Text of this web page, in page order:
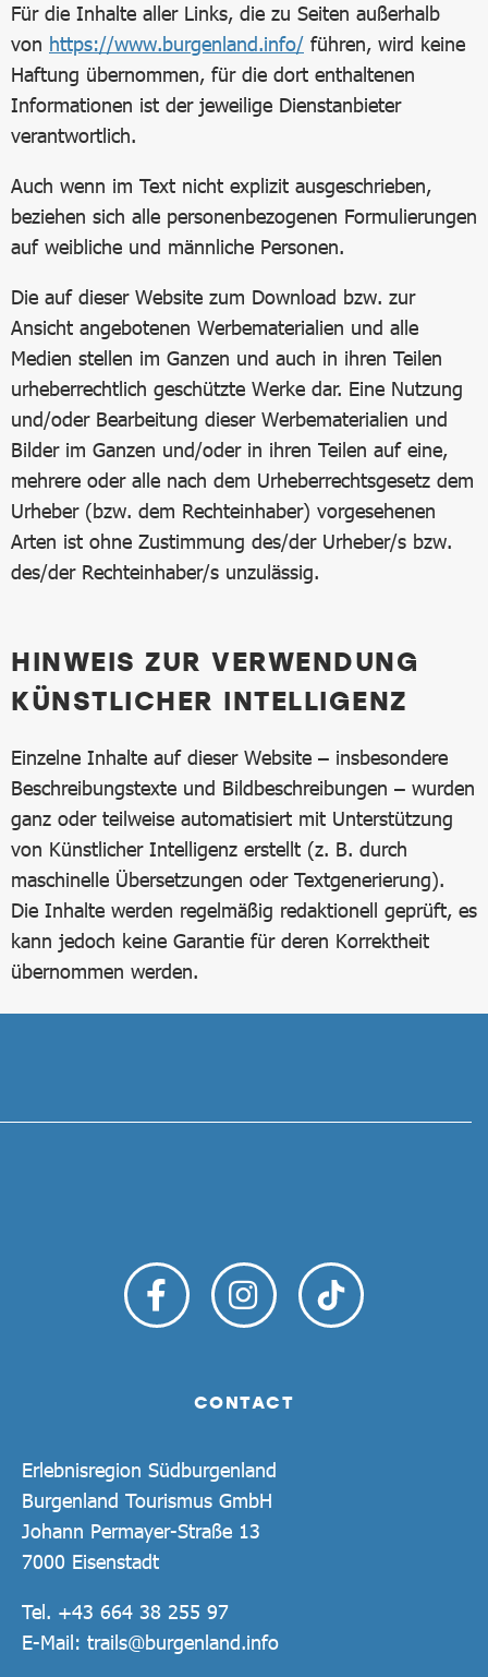
Für die Inhalte aller Links, die zu Seiten außerhalb
von https://www.burgenland.info/ führen, wird keine
Haftung übernommen, für die dort enthaltenen
Informationen ist der jeweilige Dienstanbieter
verantwortlich.
Auch wenn im Text nicht explizit ausgeschrieben,
beziehen sich alle personenbezogenen Formulierungen
auf weibliche und männliche Personen.
Die auf dieser Website zum Download bzw. zur
Ansicht angebotenen Werbematerialien und alle
Medien stellen im Ganzen und auch in ihren Teilen
urheberrechtlich geschützte Werke dar. Eine Nutzung
und/oder Bearbeitung dieser Werbematerialien und
Bilder im Ganzen und/oder in ihren Teilen auf eine,
mehrere oder alle nach dem Urheberrechtsgesetz dem
Urheber (bzw. dem Rechteinhaber) vorgesehenen
Arten ist ohne Zustimmung des/der Urheber/s bzw.
des/der Rechteinhaber/s unzulässig.
HINWEIS ZUR VERWENDUNG
KÜNSTLICHER INTELLIGENZ
Einzelne Inhalte auf dieser Website – insbesondere
Beschreibungstexte und Bildbeschreibungen – wurden
ganz oder teilweise automatisiert mit Unterstützung
von Künstlicher Intelligenz erstellt (z. B. durch
maschinelle Übersetzungen oder Textgenerierung).
Die Inhalte werden regelmäßig redaktionell geprüft, es
kann jedoch keine Garantie für deren Korrektheit
übernommen werden.
CONTACT
Erlebnisregion Südburgenland
Burgenland Tourismus GmbH
Johann Permayer-Straße 13
7000 Eisenstadt
Tel. +43 664 38 255 97
E-Mail: trails@burgenland.info